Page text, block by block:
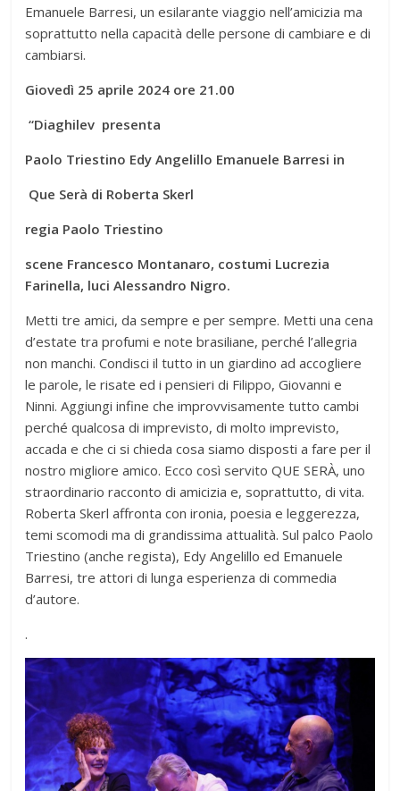
Emanuele Barresi, un esilarante viaggio nell’amicizia ma
soprattutto nella capacità delle persone di cambiare e di
cambiarsi.
Giovedì 25 aprile 2024 ore 21.00
“Diaghilev presenta
Paolo Triestino Edy Angelillo Emanuele Barresi in
Que Serà di Roberta Skerl
regia Paolo Triestino
scene Francesco Montanaro, costumi Lucrezia
Farinella, luci Alessandro Nigro.
Metti tre amici, da sempre e per sempre. Metti una cena
d’estate tra profumi e note brasiliane, perché l’allegria
non manchi. Condisci il tutto in un giardino ad accogliere
le parole, le risate ed i pensieri di Filippo, Giovanni e
Ninni. Aggiungi infine che improvvisamente tutto cambi
perché qualcosa di imprevisto, di molto imprevisto,
accada e che ci si chieda cosa siamo disposti a fare per il
nostro migliore amico. Ecco così servito QUE SERÀ, uno
straordinario racconto di amicizia e, soprattutto, di vita.
Roberta Skerl affronta con ironia, poesia e leggerezza,
temi scomodi ma di grandissima attualità. Sul palco Paolo
Triestino (anche regista), Edy Angelillo ed Emanuele
Barresi, tre attori di lunga esperienza di commedia
d’autore.
.